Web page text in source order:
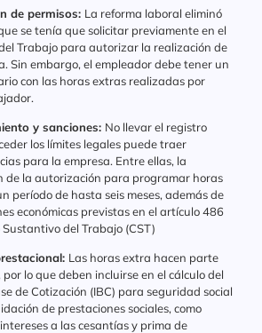
de permisos: La reforma laboral eliminó
se tenía que solicitar previamente en el
Trabajo para autorizar la realización de
Sin embargo, el empleador debe tener un
con las horas extras realizadas por
y sanciones: No llevar el registro
los límites legales puede traer
para la empresa. Entre ellas, la
de la autorización para programar horas
período de hasta seis meses, además de
económicas previstas en el artículo 486
del Trabajo (CST)
Las horas extra hacen parte
lo que deben incluirse en el cálculo del
de Cotización (IBC) para seguridad social
de prestaciones sociales, como
a las cesantías y prima de